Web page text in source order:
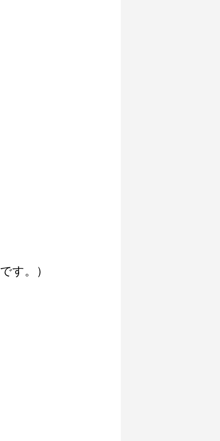
す。）